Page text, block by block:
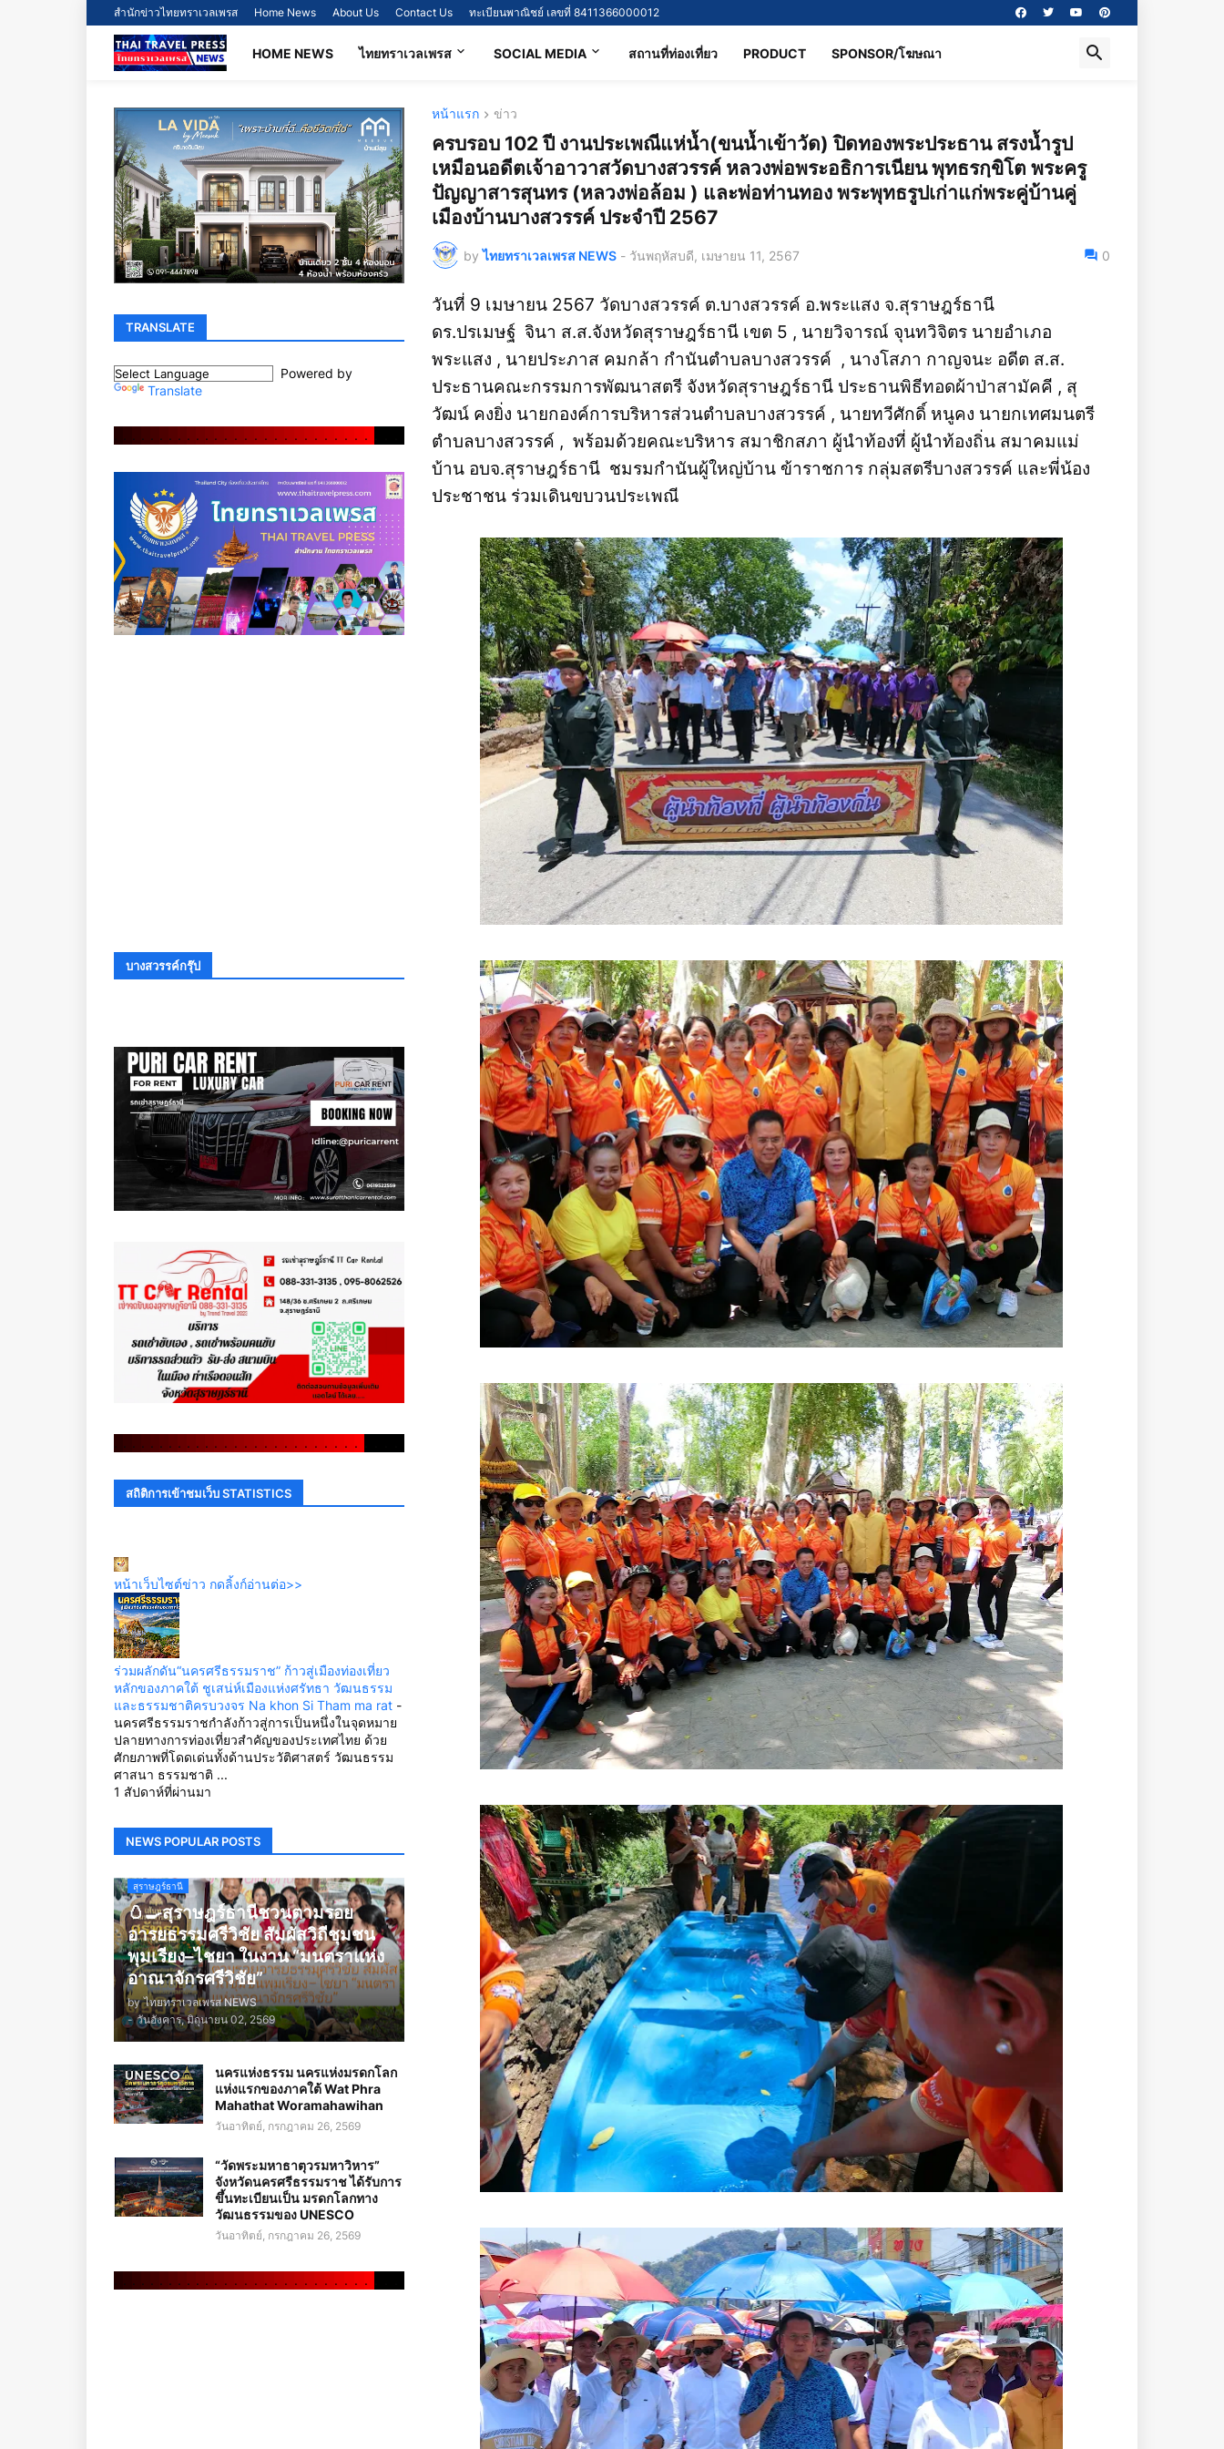
สำนักข่าวไทยทราเวลเพรส Home News About Us Contact Us ทะเบียนพาณิชย์ เลขที่ 8411366000012
HOME NEWS ไทยทราเวลเพรส SOCIAL MEDIA สถานที่ท่องเที่ยว PRODUCT SPONSOR/โฆษณา
หน้าแรก ข่าว
ครบรอบ 102 ปี งานประเพณีแห่น้ำ(ขนน้ำเข้าวัด) ปิดทองพระประธาน สรงน้ำรูป
เหมือนอดีตเจ้าอาวาสวัดบางสวรรค์ หลวงพ่อพระอธิการเนียน พุทธรกฺขิโต พระครู
ปัญญาสารสุนทร (หลวงพ่อล้อม ) และพ่อท่านทอง พระพุทธรูปเก่าแก่พระคู่บ้านคู่
เมืองบ้านบางสวรรค์ ประจำปี 2567
by ไทยทราเวลเพรส NEWS - วันพฤหัสบดี, เมษายน 11, 2567 0
วันที่ 9 เมษายน 2567 วัดบางสวรรค์ ต.บางสวรรค์ อ.พระแสง จ.สุราษฎร์ธานี
ดร.ปรเมษฐ์ จินา ส.ส.จังหวัดสุราษฎร์ธานี เขต 5 , นายวิจารณ์ จุนทวิจิตร นายอำเภอ
พระแสง , นายประภาส คมกล้า กำนันตำบลบางสวรรค์ , นางโสภา กาญจนะ อดีต ส.ส.
ประธานคณะกรรมการพัฒนาสตรี จังหวัดสุราษฎร์ธานี ประธานพิธีทอดผ้าป่าสามัคคี , สุ
วัฒน์ คงยิ่ง นายกองค์การบริหารส่วนตําบลบางสวรรค์ , นายทวีศักดิ์ หนูคง นายกเทศมนตรี
ตำบลบางสวรรค์ , พร้อมด้วยคณะบริหาร สมาชิกสภา ผู้นำท้องที่ ผู้นำท้องถิ่น สมาคมแม่
บ้าน อบจ.สุราษฎร์ธานี ชมรมกำนันผู้ใหญ่บ้าน ข้าราชการ กลุ่มสตรีบางสวรรค์ และพี่น้อง
ประชาชน ร่วมเดินขบวนประเพณี
TRANSLATE
Powered by
Translate
. . . . . . . . . . . . . . . . . . . . . . . .
บางสวรรค์กรุ๊ป
. . . . . . . . . . . . . . . . . . . . . . . . . .
สถิติการเข้าชมเว็บ STATISTICS
หน้าเว็บไซต์ข่าว กดลิ้งก์อ่านต่อ>>
ร่วมผลักดัน“นครศรีธรรมราช” ก้าวสู่เมืองท่องเที่ยว
หลักของภาคใต้ ชูเสน่ห์เมืองแห่งศรัทธา วัฒนธรรม
และธรรมชาติครบวงจร Na khon Si Tham ma rat -
นครศรีธรรมราชกำลังก้าวสู่การเป็นหนึ่งในจุดหมาย
ปลายทางการท่องเที่ยวสำคัญของประเทศไทย ด้วย
ศักยภาพที่โดดเด่นทั้งด้านประวัติศาสตร์ วัฒนธรรม
ศาสนา ธรรมชาติ ...
1 สัปดาห์ที่ผ่านมา
NEWS POPULAR POSTS
สุราษฎร์ธานี
🥚🍳สุราษฎร์ธานีชวนตามรอย
อารยธรรมศรีวิชัย สัมผัสวิถีชุมชน
พุมเรียง–ไชยา ในงาน “มนตราแห่ง
อาณาจักรศรีวิชัย”
by ไทยทราเวลเพรส NEWS
- วันอังคาร, มิถุนายน 02, 2569
นครแห่งธรรม นครแห่งมรดกโลก
แห่งแรกของภาคใต้ Wat Phra
Mahathat Woramahawihan
วันอาทิตย์, กรกฎาคม 26, 2569
“วัดพระมหาธาตุวรมหาวิหาร”
จังหวัดนครศรีธรรมราช ได้รับการ
ขึ้นทะเบียนเป็น มรดกโลกทาง
วัฒนธรรมของ UNESCO
วันอาทิตย์, กรกฎาคม 26, 2569
. . . . . . . . . . . . . . . . . . . . . . . . . .